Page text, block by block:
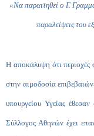
«Να παραιτηθεί ο Γ.
παραλείψεις του
Η αποκάλυψη ότι περιοχές
στην αιμοδοσία
υπουργείου Υγείας
Σύλλογος Αθηνών έχει